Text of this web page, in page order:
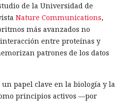
de la Universidad de
Nature Communications,
más avanzados no
entre proteínas y
patrones de los datos
papel clave en la biología y la
principios activos —por